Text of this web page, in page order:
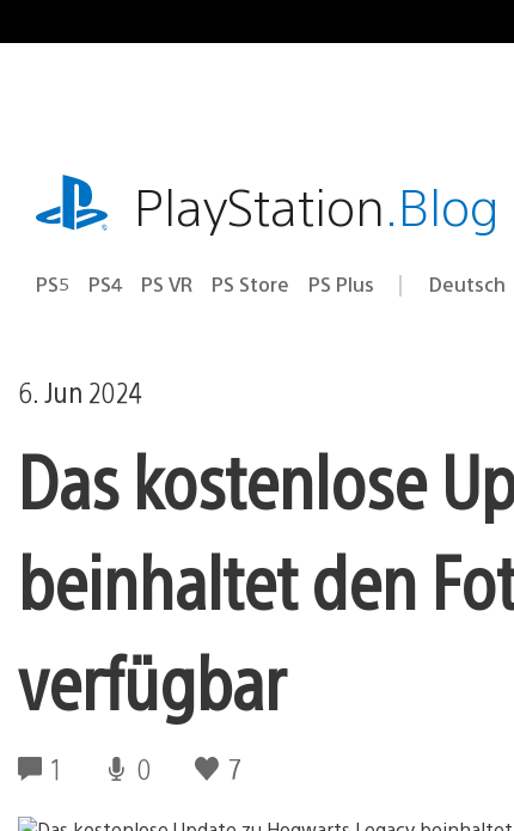
Inhalt
playstation.comPlayStation.Blog
PS5 PS4 PS VR PS Store PS Plus Select
Aktuelle
Deutsch
6. Jun 2024
Das kostenlose
beinhaltet den
verfügbar
1 0 7